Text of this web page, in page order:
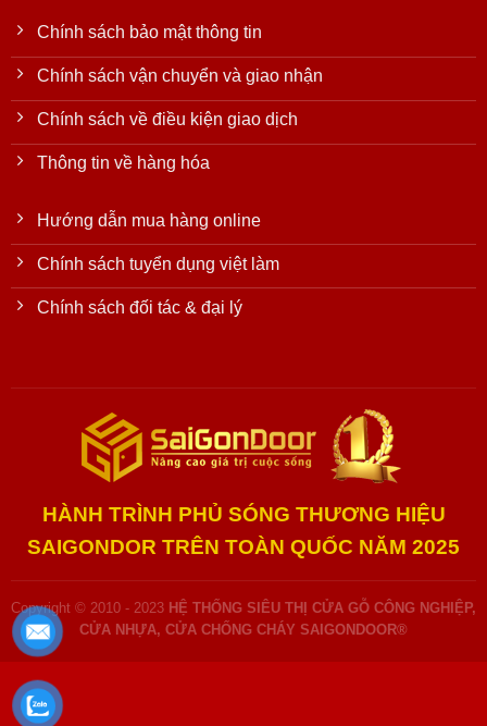
Chính sách bảo mật thông tin
Chính sách vận chuyển và giao nhận
Chính sách về điều kiện giao dịch
Thông tin về hàng hóa
Hướng dẫn mua hàng online
Chính sách tuyển dụng việt làm
Chính sách đối tác & đại lý
HÀNH TRÌNH PHỦ SÓNG THƯƠNG HIỆU
SAIGONDOR TRÊN TOÀN QUỐC NĂM 2025
Copyright © 2010 - 2023 HỆ THỐNG SIÊU THỊ CỬA GỖ CÔNG NGHIỆP,
CỬA NHỰA, CỬA CHỐNG CHÁY SAIGONDOOR®